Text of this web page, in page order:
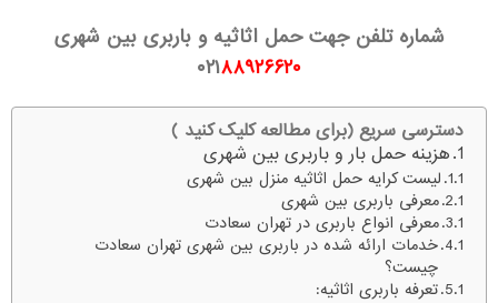
شماره تلفن جهت حمل اثاثیه و باربری بین شهری
۰۲۱۸۸۹۲۶۶۲۰
دسترسی سریع (برای مطالعه کلیک کنید )
هزینه حمل بار و باربری بین شهری
لیست کرایه حمل اثاثیه منزل بین شهری
معرفی باربری بین شهری
معرفی انواع باربری در تهران سعادت
خدمات ارائه شده در باربری بین شهری تهران سعادت
چیست؟
تعرفه باربری اثاثیه: